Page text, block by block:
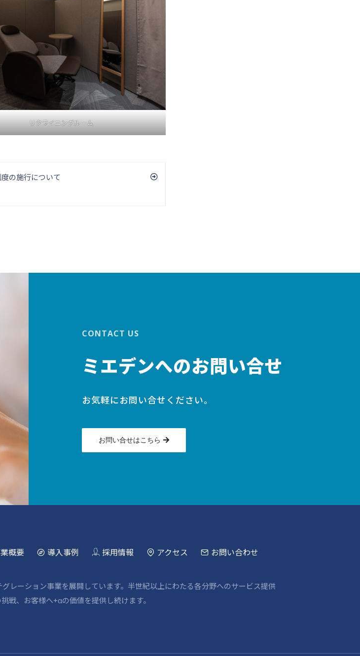
リクライニングルーム
の施行について
CONTACT US
ミエデンへのお問い合せ
お気軽にお問い合せください。
お問い合せはこちら
概要 導入事例 採用情報 アクセス お問い合わせ
レーション事業を展開しています。半世紀以上にわたる各分野へのサービス提供
戦、お客様へ+αの価値を提供し続けます。